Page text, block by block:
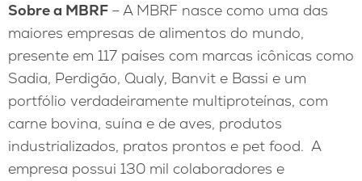
Sobre a MBRF – A MBRF nasce como uma das
maiores empresas de alimentos do mundo,
presente em 117 países com marcas icônicas como
Sadia, Perdigão, Qualy, Banvit e Bassi e um
portfólio verdadeiramente multiproteínas, com
carne bovina, suína e de aves, produtos
industrializados, pratos prontos e pet food. A
empresa possui 130 mil colaboradores e